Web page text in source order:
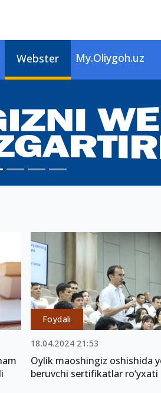
Webster My.Oliygoh.uz
Foydali
18.04.2024 21:53
Oylik maoshingiz oshishida
beruvchi sertifikatlar ro‘yxati